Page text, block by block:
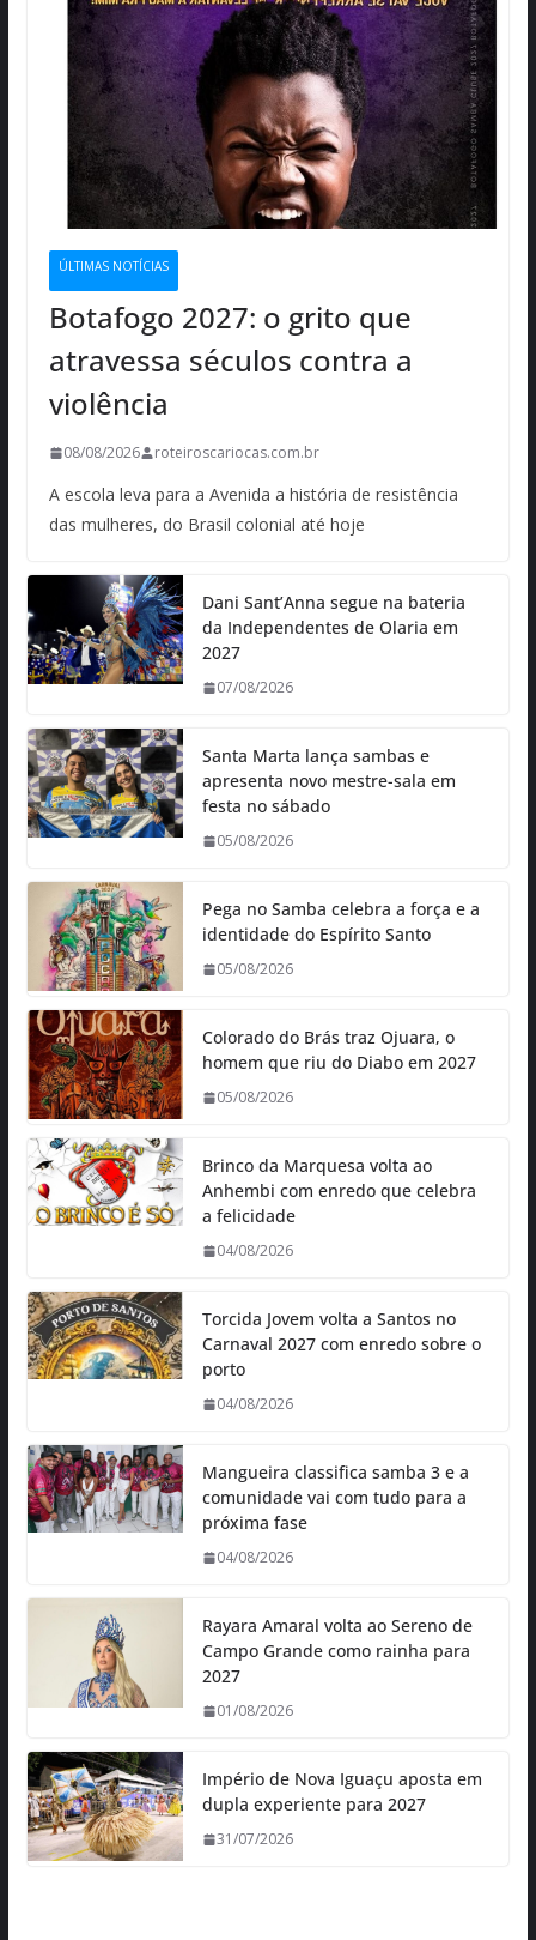
ÚLTIMAS NOTÍCIAS
Botafogo 2027: o grito que
atravessa séculos contra a
violência
08/08/2026 roteiroscariocas.com.br
A escola leva para a Avenida a história de resistência
das mulheres, do Brasil colonial até hoje
Dani Sant’Anna segue na bateria
da Independentes de Olaria em
2027
07/08/2026
Santa Marta lança sambas e
apresenta novo mestre-sala em
festa no sábado
05/08/2026
Pega no Samba celebra a força e a
identidade do Espírito Santo
05/08/2026
Colorado do Brás traz Ojuara, o
homem que riu do Diabo em 2027
05/08/2026
Brinco da Marquesa volta ao
Anhembi com enredo que celebra
a felicidade
04/08/2026
Torcida Jovem volta a Santos no
Carnaval 2027 com enredo sobre o
porto
04/08/2026
Mangueira classifica samba 3 e a
comunidade vai com tudo para a
próxima fase
04/08/2026
Rayara Amaral volta ao Sereno de
Campo Grande como rainha para
2027
01/08/2026
Império de Nova Iguaçu aposta em
dupla experiente para 2027
31/07/2026